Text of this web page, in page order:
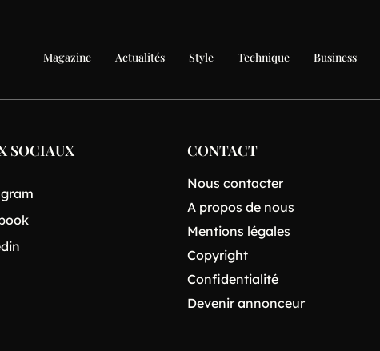
Magazine Actualités Style Technique Business
SOCIAUX CONTACT
Nous contacter
A propos de nous
Mentions légales
Copyright
Confidentialité
Devenir annonceur